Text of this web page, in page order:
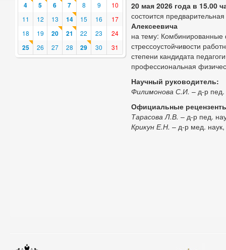
4 5 6 7 8 9
10
11
12 13 14 15 16
17
18
19 20 21 22 23 24
25 26 27 28 29 30 31
20 мая 2026 года в 15.00
состоится
Алексеевича
на тему:
стрессоустойчивости
степени кандидата
профессиональная
Научный руководитель:
Филимонова С.И. – д-р
Официальные
Тарасова Л.В. – д-р пед.
Крикун Е.Н. – д-р мед.